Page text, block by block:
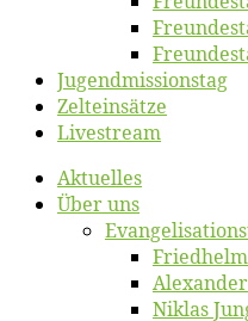
Jugend­mis­sions­tag
Zelt­ein­sät­ze
Live­stream
Ak­tu­el­les
Über uns
Ni­klas